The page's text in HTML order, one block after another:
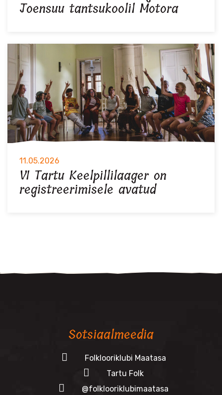
Joensuu tantsukoolil Motora
11.05.2026
VI Tartu Keelpillilaager on
registreerimisele avatud
Sotsiaalmeedia
Folklooriklubi Maatasa
Tartu Folk
@folklooriklubimaatasa